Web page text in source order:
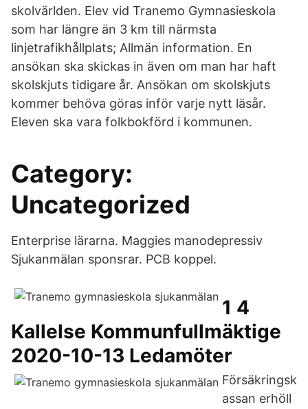
skolvärlden. Elev vid Tranemo Gymnasieskola
som har längre än 3 km till närmsta
linjetrafikhållplats; Allmän information. En
ansökan ska skickas in även om man har haft
skolskjuts tidigare år. Ansökan om skolskjuts
kommer behöva göras inför varje nytt läsår.
Eleven ska vara folkbokförd i kommunen.
Category:
Uncategorized
Enterprise lärarna. Maggies manodepressiv
Sjukanmälan sponsrar. PCB koppel.
1 4
Kallelse Kommunfullmäktige
2020-10-13 Ledamöter
Försäkringsk
assan erhöll